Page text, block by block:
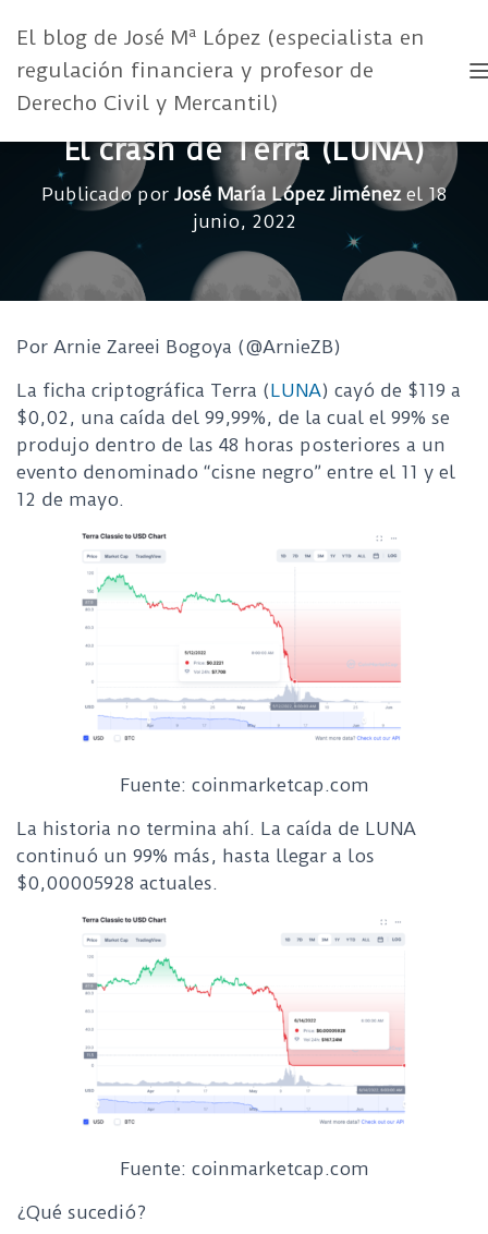
El blog de José Mª López (especialista en
regulación financiera y profesor de
Derecho Civil y Mercantil)
El crash de Terra (LUNA)
Publicado por José María López Jiménezel 18
junio, 2022
Por Arnie Zareei Bogoya (@ArnieZB)
La ficha criptográfica Terra (LUNA) cayó de $119 a
$0,02, una caída del 99,99%, de la cual el 99% se
produjo dentro de las 48 horas posteriores a un
evento denominado “cisne negro” entre el 11 y el
12 de mayo.
Fuente: coinmarketcap.com
La historia no termina ahí. La caída de LUNA
continuó un 99% más, hasta llegar a los
$0,00005928 actuales.
Fuente: coinmarketcap.com
¿Qué sucedió?